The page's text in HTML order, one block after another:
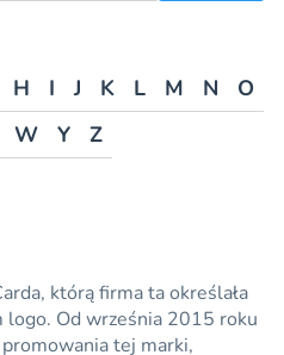
H I J K L M N
O
W Y Z
którą firma ta określała
Od września 2015 roku
promowania tej marki,